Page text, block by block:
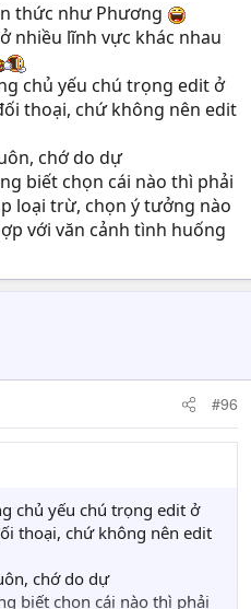
thức như Phương
nhiều lĩnh vực khác nhau
chủ yếu chú trọng edit ở
thoại, chứ không nên edit
chớ do dự
biết chọn cái nào thì phải
loại trừ, chọn ý tưởng nào
với văn cảnh tình huống
#96
chủ yếu chú trọng edit ở
thoại, chứ không nên edit
chớ do dự
biết chọn cái nào thì phải